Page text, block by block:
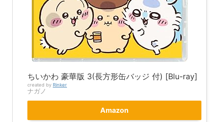
ちいかわ 豪華版 3(長方形缶バッジ 付) [Blu-ray]
created by Rinker
ナガノ
Amazon